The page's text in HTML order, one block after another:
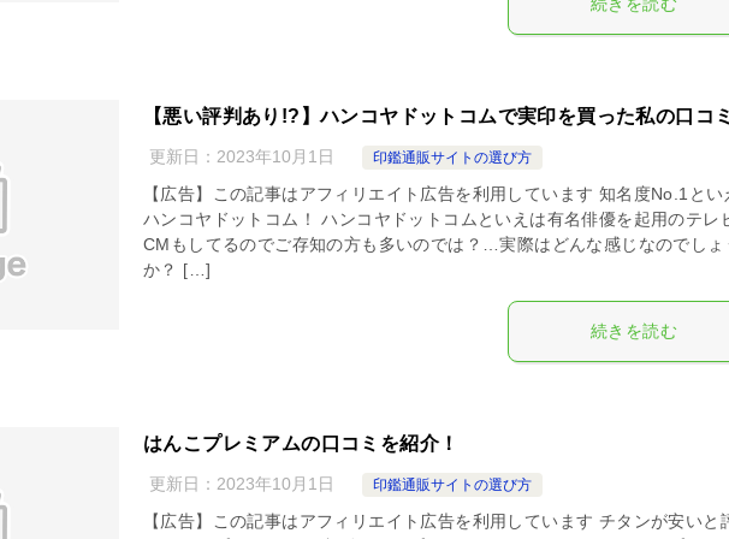
【悪い評判あり!?】ハンコヤドットコムで実印を買った私の口コ
更新日： 2023年10月1日 印鑑通販サイトの選び方
【広告】この記事はアフィリエイト広告を利用しています 知名度No.1とい
ハンコヤドットコム！ ハンコヤドットコムといえは有名俳優を起用のテレ
CMもしてるのでご存知の方も多いのでは？…実際はどんな感じなのでしょ
か？ […]
続きを読む
はんこプレミアムの口コミを紹介！
更新日： 2023年10月1日 印鑑通販サイトの選び方
【広告】この記事はアフィリエイト広告を利用しています チタンが安いと